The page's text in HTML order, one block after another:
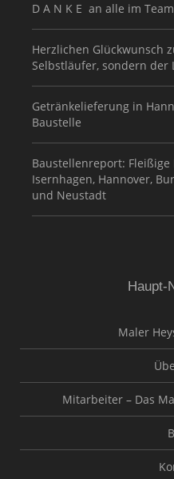
D A N K E an alle im Team
Herzlichen Glückwunsch
Selbstläufer, sondern
Getränkelieferung in
Baustelle
Baustellenreport:
Isernhagen, Hannover,
und Neustadt
Haupt-
Maler
Mitarbeiter – Das